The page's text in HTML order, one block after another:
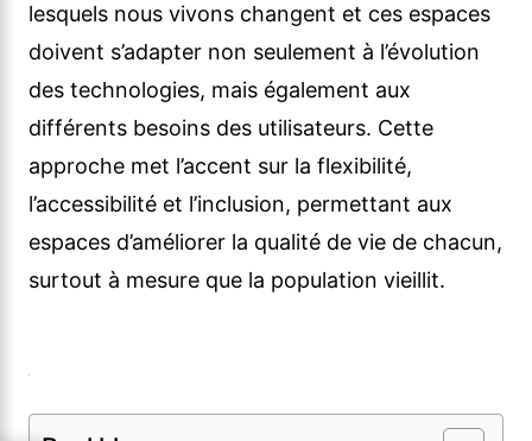
lesquels nous vivons changent et ces espaces
doivent s’adapter non seulement à l’évolution
des technologies, mais également aux
différents besoins des utilisateurs. Cette
approche met l’accent sur la flexibilité,
l’accessibilité et l’inclusion, permettant aux
espaces d’améliorer la qualité de vie de chacun,
surtout à mesure que la population vieillit.